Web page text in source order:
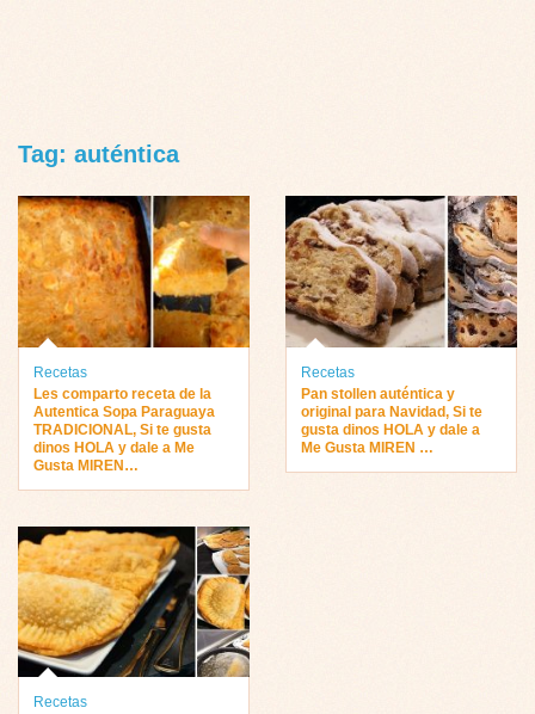
Tag: auténtica
Recetas
Les comparto receta de la
Autentica Sopa Paraguaya
TRADICIONAL, Si te gusta
dinos HOLA y dale a Me
Gusta MIREN…
Recetas
Pan stollen auténtica y
original para Navidad, Si te
gusta dinos HOLA y dale a
Me Gusta MIREN …
Recetas